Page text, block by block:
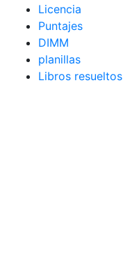
Licencia
Puntajes
DIMM
planillas
Libros resueltos